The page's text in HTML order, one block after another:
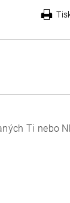
Ti nebo